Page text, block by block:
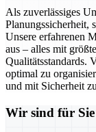
Als zuverlässiges
Planungssicherheit,
Unsere erfahrenen
aus – alles mit
Qualitätsstandards.
optimal zu
und mit Sicherheit
Wir sind für